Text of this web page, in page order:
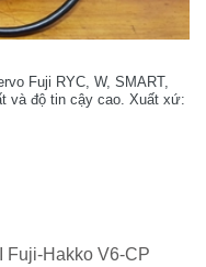
Fuji RYC, W, SMART,
và độ tin cậy cao. Xuất xứ:
Fuji-Hakko V6-CP